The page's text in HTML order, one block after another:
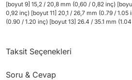
[boyut 9] 15,2 / 20,8 mm (0,60 / 0,82 inç)
0,92 inç) [boyut 11] 20,1 / 26,7 mm (0.79 /
(0.90 / 1.20 inç) [boyut 13] 26.4 / 35.1 mm
Taksit Seçenekleri
Soru & Cevap